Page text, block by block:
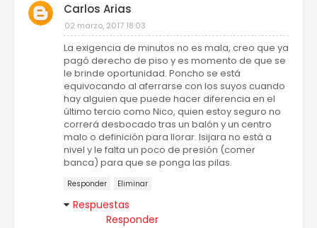
Carlos Arias
02 marzo, 2017 18:03
La exigencia de minutos no es mala, creo que ya
pagó derecho de piso y es momento de que se
le brinde oportunidad. Poncho se está
equivocando al aferrarse con los suyos cuando
hay alguien que puede hacer diferencia en el
último tercio como Nico, quien estoy seguro no
correrá desbocado tras un balón y un centro
malo o definición para llorar. Isijara no está a
nivel y le falta un poco de presión (comer
banca) para que se ponga las pilas.
Responder Eliminar
Respuestas
Responder